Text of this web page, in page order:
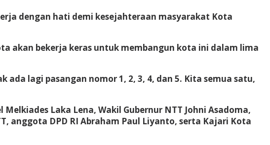
dengan hati demi kesejahteraan masyarakat Kota
akan bekerja keras untuk membangun kota ini dalam lima
lagi pasangan nomor 1, 2, 3, 4, dan 5. Kita semua satu,
Laka Lena, Wakil Gubernur NTT Johni Asadoma,
anggota DPD RI Abraham Paul Liyanto, serta Kajari Kota